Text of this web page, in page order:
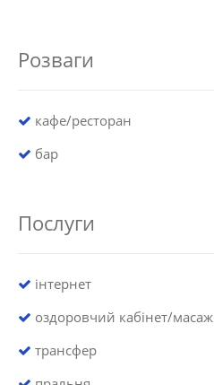
Розваги
кафе/ресторан
бар
Послуги
інтернет
оздоровчий кабінет/масаж
трансфер